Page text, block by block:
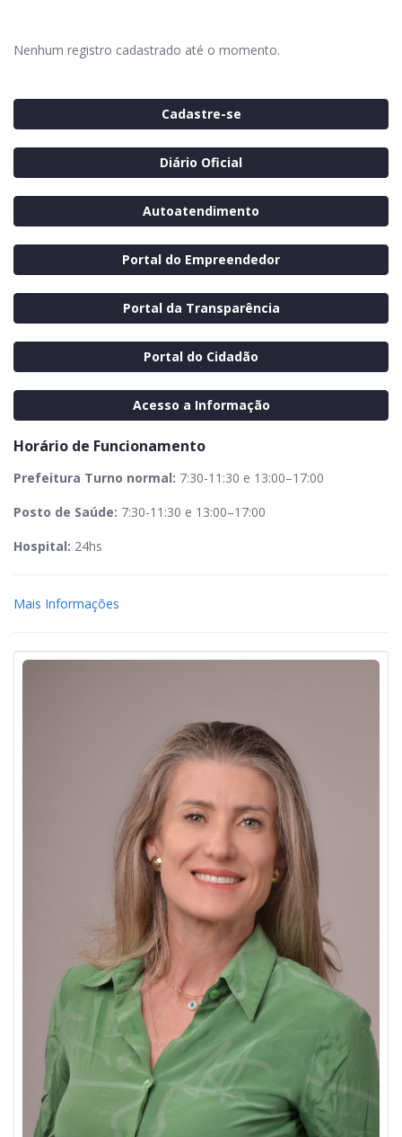
Nenhum registro cadastrado até o momento.
Cadastre-se
Diário Oficial
Autoatendimento
Portal do Empreendedor
Portal da Transparência
Portal do Cidadão
Acesso a Informação
Horário de Funcionamento
Prefeitura Turno normal: 7:30-11:30 e 13:00–17:00
Posto de Saúde: 7:30-11:30 e 13:00–17:00
Hospital: 24hs
Mais Informações